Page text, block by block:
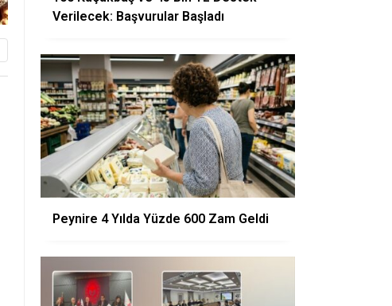
Verilecek: Başvurular Başladı
Peynire 4 Yılda Yüzde 600 Zam Geldi